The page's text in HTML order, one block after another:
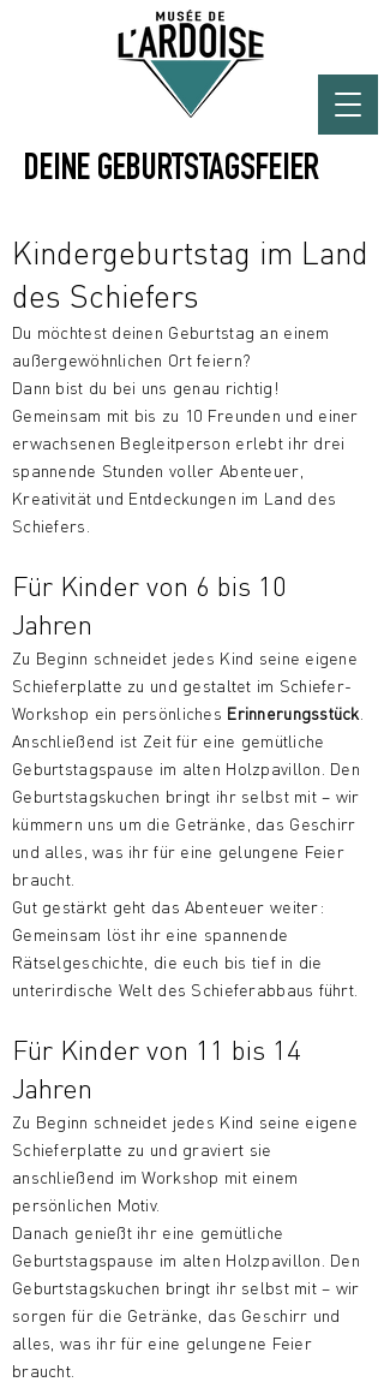
DEINE GEBURTSTAGSFEIER
Kindergeburtstag im Land
des Schiefers
Du möchtest deinen Geburtstag an einem
außergewöhnlichen Ort feiern?
Dann bist du bei uns genau richtig!
Gemeinsam mit bis zu 10 Freunden und einer
erwachsenen Begleitperson erlebt ihr drei
spannende Stunden voller Abenteuer,
Kreativität und Entdeckungen im Land des
Schiefers.
Für Kinder von 6 bis 10
Jahren
Zu Beginn schneidet jedes Kind seine eigene
Schieferplatte zu und gestaltet im Schiefer-
Workshop ein persönliches Erinnerungsstück
Anschließend ist Zeit für eine gemütliche
Geburtstagspause im alten Holzpavillon. Den
Geburtstagskuchen bringt ihr selbst mit – wir
kümmern uns um die Getränke, das Geschirr
und alles, was ihr für eine gelungene Feier
braucht.
Gut gestärkt geht das Abenteuer weiter:
Gemeinsam löst ihr eine spannende
Rätselgeschichte, die euch bis tief in die
unterirdische Welt des Schieferabbaus führt.
Für Kinder von 11 bis 14
Jahren
Zu Beginn schneidet jedes Kind seine eigene
Schieferplatte zu und graviert sie
anschließend im Workshop mit einem
persönlichen Motiv.
Danach genießt ihr eine gemütliche
Geburtstagspause im alten Holzpavillon. Den
Geburtstagskuchen bringt ihr selbst mit – wir
sorgen für die Getränke, das Geschirr und
alles, was ihr für eine gelungene Feier
braucht.